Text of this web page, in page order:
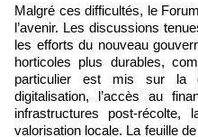
Malgré ces difficultés, le
l’avenir. Les discussions
les efforts du nouveau
horticoles plus durables,
particulier est mis sur la
digitalisation, l’accès au
infrastructures post-
valorisation locale. La feuille